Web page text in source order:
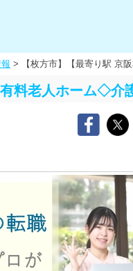
> 【枚方市】【最寄り駅 京
有料老人ホーム◇介